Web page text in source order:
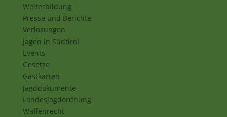
Weiterbildung
Presse und Berichte
Verlosungen
Jagen in Südtirol
Events
Gesetze
Gastkarten
Jagddokumente
Landesjagdordnung
Waffenrecht